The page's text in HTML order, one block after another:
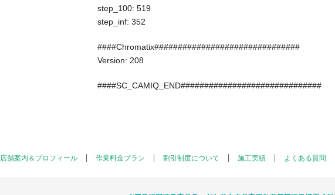
step_100: 519
step_inf: 352
####Chromatix###############################
Version: 208
####SC_CAMIQ_END##############################
店舗案内＆プロフィール 作業料金プラン 割引制度について 施工実績 よくある質問